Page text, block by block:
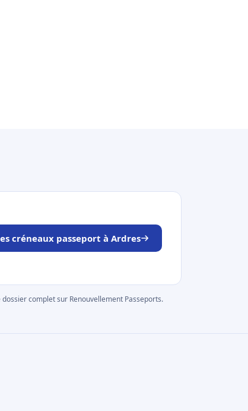
créneaux passeport à Ardres
complet sur Renouvellement Passeports.